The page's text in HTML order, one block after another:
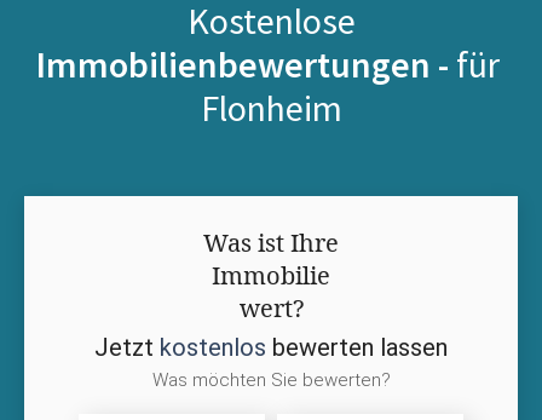
Kostenlose
Immobilienbewertungen - für
Flonheim
Was ist Ihre
Immobilie
wert?
Jetzt kostenlos bewerten lassen
Was möchten Sie bewerten?